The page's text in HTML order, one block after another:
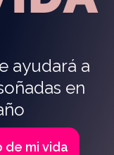
ayudará a
en
de mi vida